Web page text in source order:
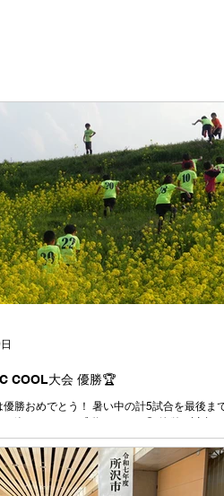
COOL大会 優勝🏆
優勝おめでとう！ 暑い中の計5試合を最後まで
なかった中で、ここまでチームとしてしっか
決めきる力やシュートを打たせない意識がど
てきていると感じています。ここで満足せず
守備でも、もっと1点にこだわってプレイ出来